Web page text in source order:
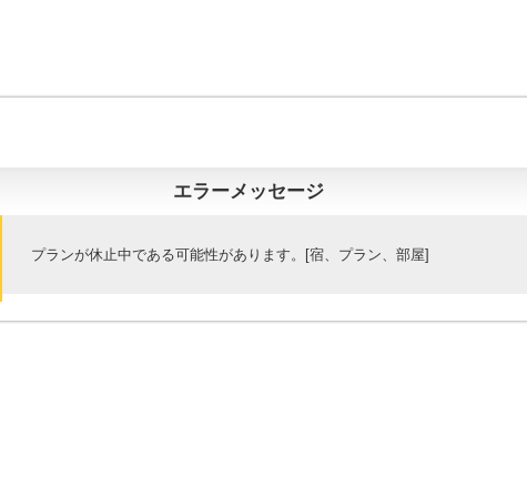
エラーメッセージ
プランが休止中である可能性があります。[宿、プラン、部屋]